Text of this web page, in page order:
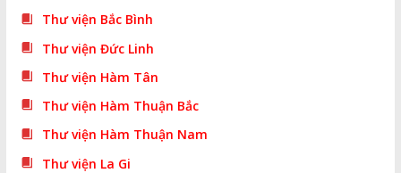
Thư viện Bắc Bình
Thư viện Đức Linh
Thư viện Hàm Tân
Thư viện Hàm Thuận Bắc
Thư viện Hàm Thuận Nam
Thư viện La Gi